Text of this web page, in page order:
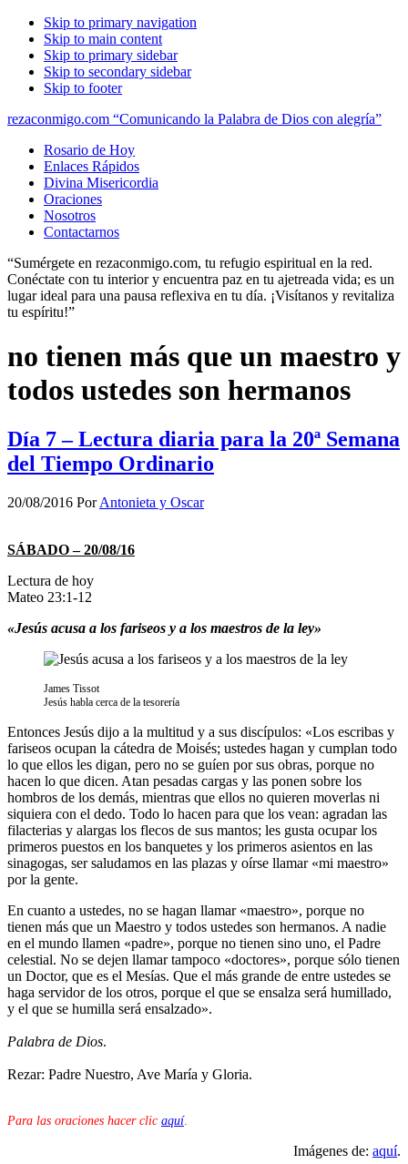
Skip to primary navigation
Skip to main content
Skip to primary sidebar
Skip to secondary sidebar
Skip to footer
rezaconmigo.com “Comunicando la Palabra de Dios con alegría”
Rosario de Hoy
Enlaces Rápidos
Divina Misericordia
Oraciones
Nosotros
Contactarnos
“Sumérgete en rezaconmigo.com, tu refugio espiritual en la red.
Conéctate con tu interior y encuentra paz en tu ajetreada vida; es un
lugar ideal para una pausa reflexiva en tu día. ¡Visítanos y revitaliza
tu espíritu!”
no tienen más que un maestro y
todos ustedes son hermanos
Día 7 – Lectura diaria para la 20ª Semana
del Tiempo Ordinario
20/08/2016 PorAntonieta y Oscar
SÁBADO – 20/08/16
Lectura de hoy
Mateo 23:1-12
«Jesús acusa a los fariseos y a los maestros de la ley»
James Tissot
Jesús habla cerca de la tesorería
Entonces Jesús dijo a la multitud y a sus discípulos: «Los escribas y
fariseos ocupan la cátedra de Moisés; ustedes hagan y cumplan todo
lo que ellos les digan, pero no se guíen por sus obras, porque no
hacen lo que dicen. Atan pesadas cargas y las ponen sobre los
hombros de los demás, mientras que ellos no quieren moverlas ni
siquiera con el dedo. Todo lo hacen para que los vean: agradan las
filacterias y alargas los flecos de sus mantos; les gusta ocupar los
primeros puestos en los banquetes y los primeros asientos en las
sinagogas, ser saludamos en las plazas y oírse llamar «mi maestro»
por la gente.
En cuanto a ustedes, no se hagan llamar «maestro», porque no
tienen más que un Maestro y todos ustedes son hermanos. A nadie
en el mundo llamen «padre», porque no tienen sino uno, el Padre
celestial. No se dejen llamar tampoco «doctores», porque sólo tienen
un Doctor, que es el Mesías. Que el más grande de entre ustedes se
haga servidor de los otros, porque el que se ensalza será humillado,
y el que se humilla será ensalzado».
Palabra de Dios.
Rezar: Padre Nuestro, Ave María y Gloria.
Para las oraciones hacer clic aquí.
Imágenes de: aquí.